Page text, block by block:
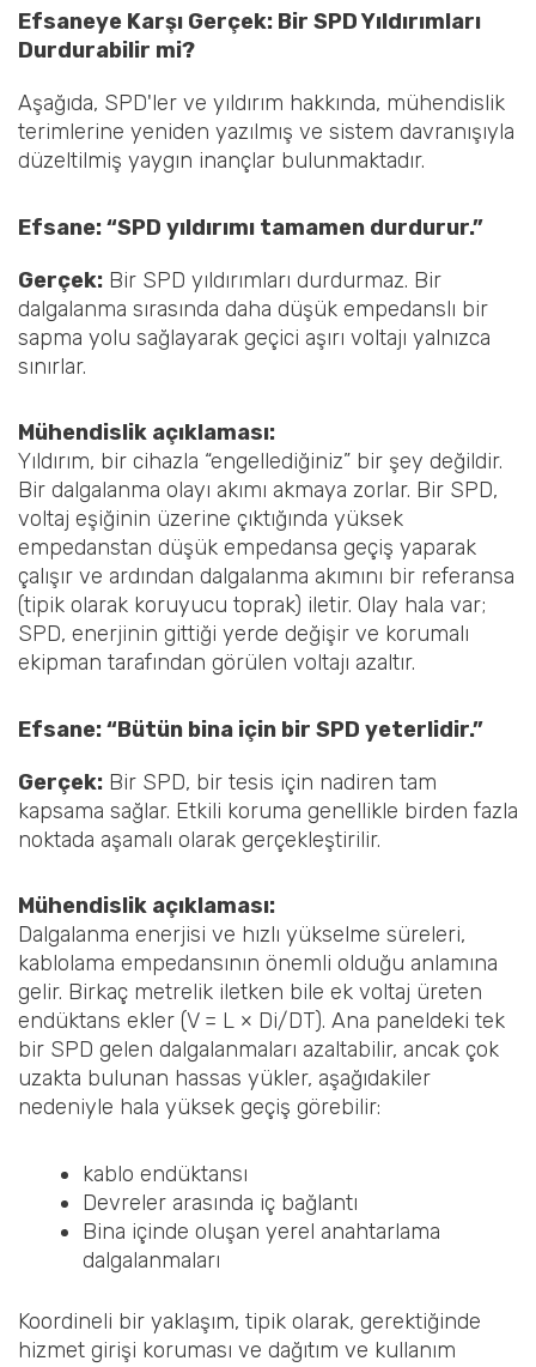
Efsaneye Karşı Gerçek: Bir SPD Yıldırımları
Durdurabilir mi?
Aşağıda, SPD'ler ve yıldırım hakkında, mühendislik
terimlerine yeniden yazılmış ve sistem davranışıyla
düzeltilmiş yaygın inançlar bulunmaktadır.
Efsane: “SPD yıldırımı tamamen durdurur.”
Gerçek: Bir SPD yıldırımları durdurmaz. Bir
dalgalanma sırasında daha düşük empedanslı bir
sapma yolu sağlayarak geçici aşırı voltajı yalnızca
sınırlar.
Mühendislik açıklaması:
Yıldırım, bir cihazla “engellediğiniz” bir şey değildir.
Bir dalgalanma olayı akımı akmaya zorlar. Bir SPD,
voltaj eşiğinin üzerine çıktığında yüksek
empedanstan düşük empedansa geçiş yaparak
çalışır ve ardından dalgalanma akımını bir referansa
(tipik olarak koruyucu toprak) iletir. Olay hala var;
SPD, enerjinin gittiği yerde değişir ve korumalı
ekipman tarafından görülen voltajı azaltır.
Efsane: “Bütün bina için bir SPD yeterlidir.”
Gerçek: Bir SPD, bir tesis için nadiren tam
kapsama sağlar. Etkili koruma genellikle birden fazla
noktada aşamalı olarak gerçekleştirilir.
Mühendislik açıklaması:
Dalgalanma enerjisi ve hızlı yükselme süreleri,
kablolama empedansının önemli olduğu anlamına
gelir. Birkaç metrelik iletken bile ek voltaj üreten
endüktans ekler (V = L × Di/DT). Ana paneldeki tek
bir SPD gelen dalgalanmaları azaltabilir, ancak çok
uzakta bulunan hassas yükler, aşağıdakiler
nedeniyle hala yüksek geçiş görebilir:
kablo endüktansı
Devreler arasında iç bağlantı
Bina içinde oluşan yerel anahtarlama
dalgalanmaları
Koordineli bir yaklaşım, tipik olarak, gerektiğinde
hizmet girişi koruması ve dağıtım ve kullanım